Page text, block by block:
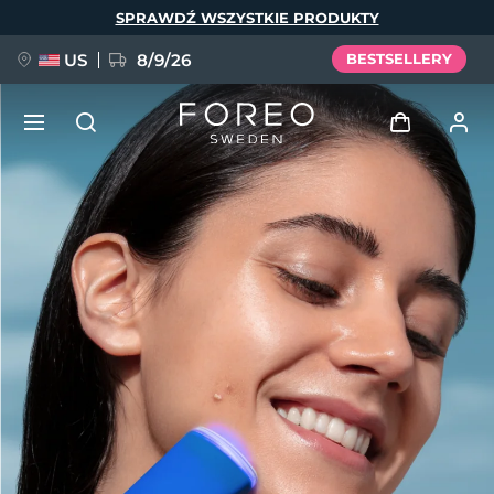
SPRAWDŹ WSZYSTKIE PRODUKTY
US 8/9/26 BESTSELLERY
Zaloguj
Profil użytkownika
Moje urządzenia
Moje zamówienia
Moje adresy
Moje subskrypcje
NOWOŚĆ
FAQ™ Pure Beauty-Tech Elixir
BREAKING NEWS
issa™ Teeth Whitening Set
Język
English Deutsch
Español
Français
Português
Polski
Русский
Türkçe
简体中文 繁體中文